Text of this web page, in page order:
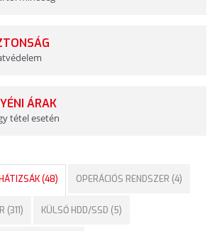
ÁRAK
tétel esetén
(48) OPERÁCIÓS RENDSZER (4)
(311) KÜLSŐ HDD/SSD (5)